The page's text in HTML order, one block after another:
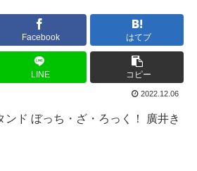
Facebook はてブ
LINE コピー
2022.12.06
ンド ぼっち・ざ・ろっく！ 廣井き